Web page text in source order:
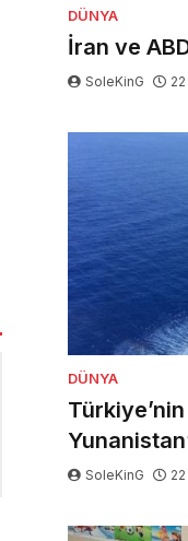
DÜNYA
İran ve
SoleKinG
DÜNYA
Türkiye’nin
SoleKinG